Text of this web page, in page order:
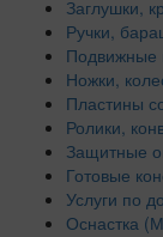
Заглушки,
Ручки,
Подвижные
Ножки,
Пластины
Ролики,
Защитные
Готовые
Услуги по
Оснастка